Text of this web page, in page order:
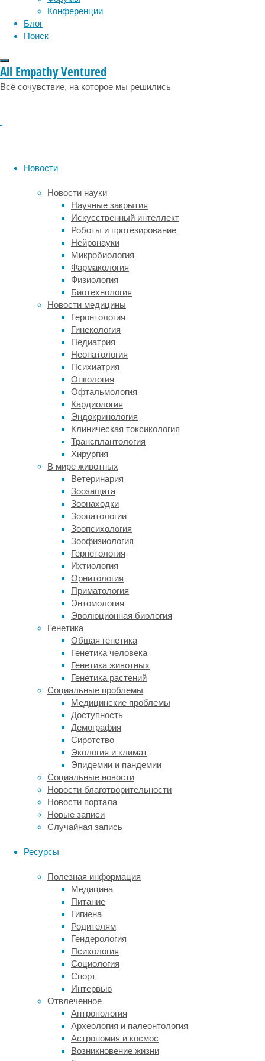
Конференции
Блог
Поиск
All Empathy Ventured
Всё сочувствие, на которое мы решились
Новости
Новости науки
Научные закрытия
Искусственный интеллект
Роботы и протезирование
Нейронауки
Микробиология
Фармакология
Физиология
Биотехнология
Новости медицины
Геронтология
Гинекология
Педиатрия
Неонатология
Психиатрия
Онкология
Офтальмология
Кардиология
Эндокринология
Клиническая токсикология
Трансплантология
Хирургия
В мире животных
Ветеринария
Зоозащита
Зоонаходки
Зоопатологии
Зоопсихология
Зоофизиология
Герпетология
Ихтиология
Орнитология
Приматология
Энтомология
Эволюционная биология
Генетика
Общая генетика
Генетика человека
Генетика животных
Генетика растений
Социальные проблемы
Медицинские проблемы
Доступность
Демография
Сиротство
Экология и климат
Эпидемии и пандемии
Социальные новости
Новости благотворительности
Новости портала
Новые записи
Случайная запись
Ресурсы
Полезная информация
Медицина
Питание
Гигиена
Родителям
Гендерология
Психология
Социология
Спорт
Интервью
Отвлеченное
Антропология
Археология и палеонтология
Астрономия и космос
Возникновение жизни
способами,
в
помощью
частей
собственных
у
Количество
подходящей
восстановительных
операций
кости,
получаемое
обоими
естественно,
ограничено.
Получение
аутографтов
(собственной
костной
ткани
пациента)
может
привести
осложнениям
операции
коллапсу
кости
месте
забора.
Аллографты
(донорские
ткани)
несут
риск
инфицирования
иммунного
отторжения.
Существуют
и
искусственные
костные
материалы.
Их
создают
смешиванием
порошков,
содержащих
кальций
и
фосфор,
жидким
Полученная
смесь
отвердевает
становится
вспомогательным
элементом
поврежденной
кости.
Хотя
эти
материалы
достаточно